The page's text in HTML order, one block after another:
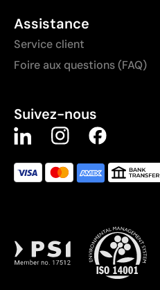
Assistance
Service client
Foire aux questions (FAQ)
Suivez-nous